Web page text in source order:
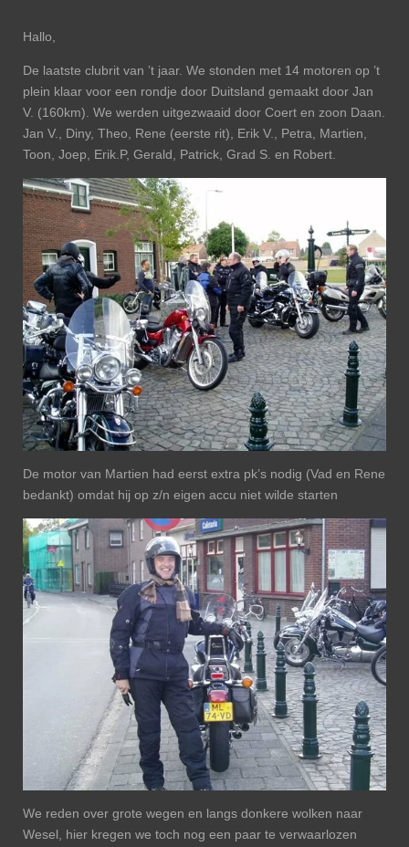
Hallo,
De laatste clubrit van ’t jaar. We stonden met 14 motoren op ’t
plein klaar voor een rondje door Duitsland gemaakt door Jan
V. (160km). We werden uitgezwaaid door Coert en zoon Daan.
Jan V., Diny, Theo, Rene (eerste rit), Erik V., Petra, Martien,
Toon, Joep, Erik.P, Gerald, Patrick, Grad S. en Robert.
De motor van Martien had eerst extra pk’s nodig (Vad en Rene
bedankt) omdat hij op z/n eigen accu niet wilde starten
We reden over grote wegen en langs donkere wolken naar
Wesel, hier kregen we toch nog een paar te verwaarlozen